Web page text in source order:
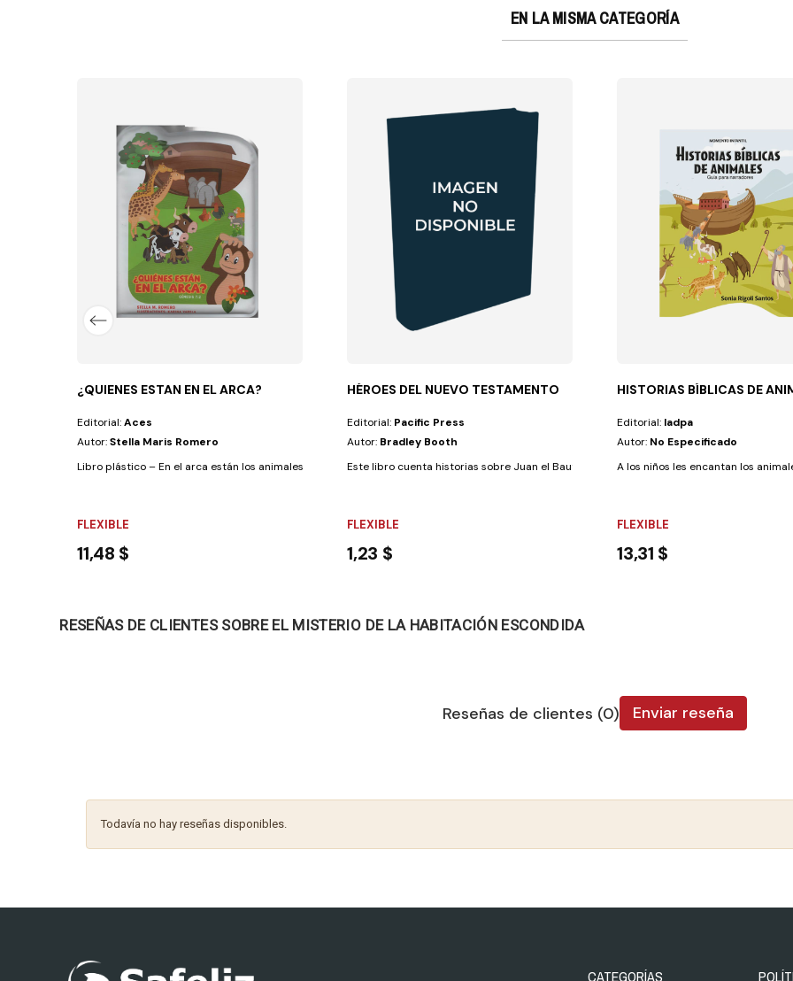
EN LA MISMA CATEGORÍA
de los niños.La maravillosa Palabra de...
¿QUIENES ESTAN EN EL ARCA?
Editorial:Aces
Autor:Stella Maris Romero
Libro plástico – En el arca están los animales, Noé, su esposa, sus hijos y sus...
FLEXIBLE
11,48 $
HÉROES DEL NUEVO TESTAMENTO
Editorial: Pacific Press
Autor: Bradley Booth
Este libro cuenta historias sobre Juan el Bautista, el hombre elegido para...
FLEXIBLE
1,23 $
HISTORIAS BÍBLICAS DE
Editorial: Iadpa
Autor: No Especificado
A los niños les encantan los
FLEXIBLE
13,31 $
RESEÑAS DE CLIENTES SOBRE EL MISTERIO DE LA HABITACIÓN ESCONDIDA
Reseñas de clientes (0) Enviar reseña
Todavía no hay reseñas disponibles.
CATEGORÍAS